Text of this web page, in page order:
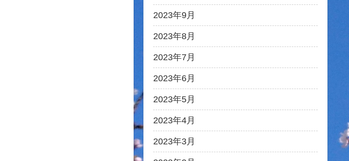
2023年9月
2023年8月
2023年7月
2023年6月
2023年5月
2023年4月
2023年3月